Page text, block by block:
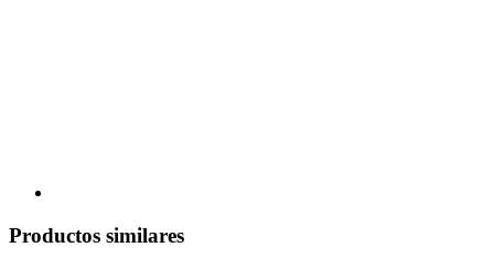
Productos similares